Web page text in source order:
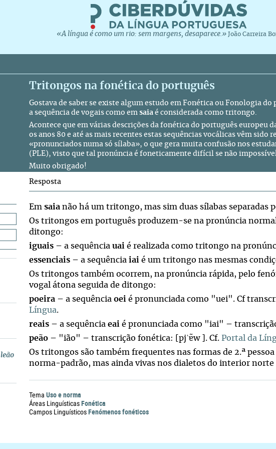
«A língua é como um rio: sem margens, desaparece.» João Carreira
Tritongos na fonética do português
Gostava de saber se existe algum estudo em Fonética ou Fonologia do
a sequência de vogais como em saia é considerada como tritongo.
Acontece que em várias descrições da fonética do português europeu
os anos 80 e até as mais recentes estas sequências vocálicas vêm
«pronunciados numa só sílaba», o que gera muita confusão nos
(PLE), visto que tal pronúncia é foneticamente difícil se não
Muito obrigado!
leão
Resposta
Em saia não há um tritongo, mas sim duas sílabas separadas
Os tritongos em português produzem-se na pronúncia
ditongo:
iguais – a sequência uai é realizada como tritongo na
essenciais – a sequência iai é um tritongo nas mesmas
Os tritongos também ocorrem, na pronúncia rápida, pelo
vogal átona seguida de ditongo:
poeira – a sequência oei é pronunciada como "uei". Cf
Língua.
reais – a sequência eai é pronunciada como "iai" –
peão – "ião" – transcrição fonética: [pjˈɐ̃w ]. Cf. Portal da
Os tritongos são também frequentes nas formas de 2.ª
norma-padrão, mas ainda vivas nos dialetos do interior norte
Tema Uso e norma
Áreas LinguísticasFonética
Campos LinguísticosFenómenos fonéticos